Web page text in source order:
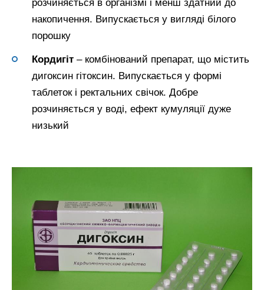
розчиняється в організмі і менш здатний до
накопичення. Випускається у вигляді білого
порошку
Кордигіт – комбінований препарат, що містить
дигоксин гітоксин. Випускається у формі
таблеток і ректальних свічок. Добре
розчиняється у воді, ефект кумуляції дуже
низький